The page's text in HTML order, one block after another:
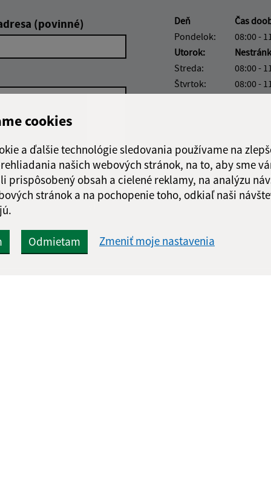
cookies
a ďalšie technológie sledovania používame na
našich webových stránok, na to, aby sme
prispôsobený obsah a cielené reklamy, na analýzu
stránok a na pochopenie toho, odkiaľ naši
Odmietam Zmeniť moje nastavenia
(povinné)
Google reCaptcha Response
Odoslať
správu
Deň Čas
Pondelok:
08:00 -
Utorok:
Streda:
08:00 -
Štvrtok:
08:00 -